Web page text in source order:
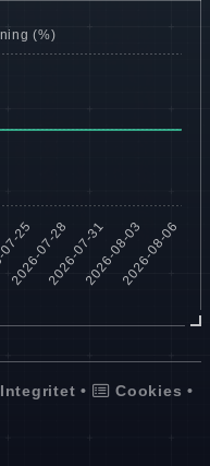
Integritet • Cookies •